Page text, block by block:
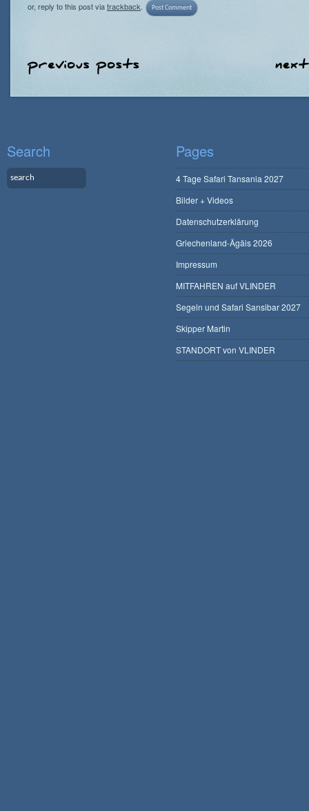
or, reply to this post viatrackback
Search Pages
4 Tage Safari Tansania 2027
Bilder + Videos
Datenschutzerklärung
Griechenland-Ägäis 2026
Impressum
MITFAHREN auf VLINDER
Segeln und Safari Sansibar 2027
Skipper Martin
STANDORT von VLINDER